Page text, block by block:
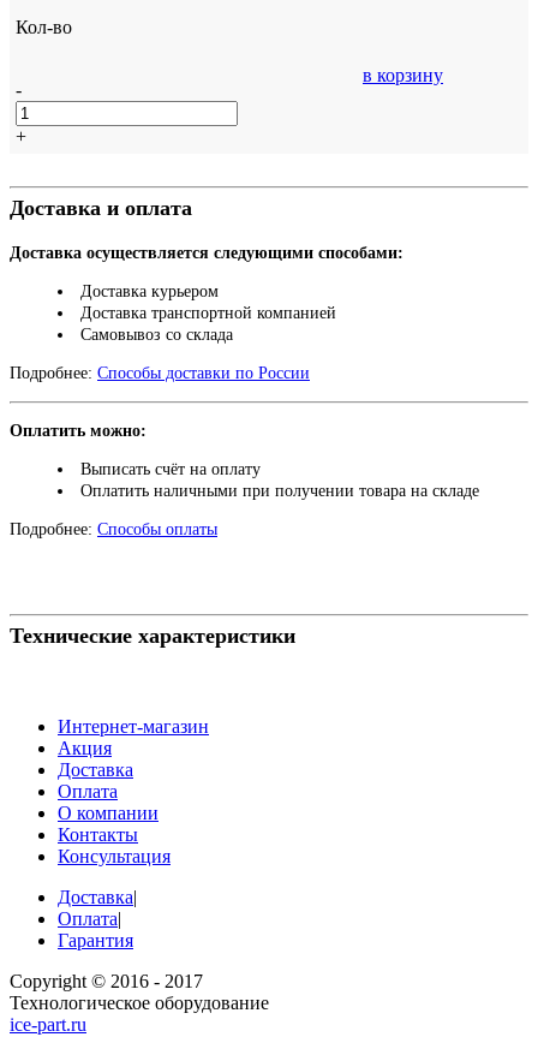
Кол-во
-
+
в корзину
Доставка и оплата
Доставка осуществляется следующими способами:
Доставка курьером
Доставка транспортной компанией
Самовывоз со склада
Подробнее: Способы доставки по России
Оплатить можно:
Выписать счёт на оплату
Оплатить наличными при получении товара на складе
Подробнее: Способы оплаты
Технические характеристики
Интернет-магазин
Акция
Доставка
Оплата
О компании
Контакты
Консультация
Доставка|
Оплата|
Гарантия
Copyright © 2016 - 2017
Технологическое оборудование
ice-part.ru